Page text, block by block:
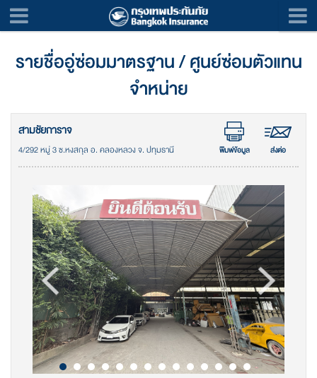
รายชื่ออู่ซ่อมมาตรฐาน / ศูนย์ซ่อมตัวแทน
จำหน่าย
สามชัยการาจ
4/292 หมู่ 3 ซ.หงสกุล อ. คลองหลวง จ. ปทุมธานี พิมพ์ข้อมูล ส่งต่อ